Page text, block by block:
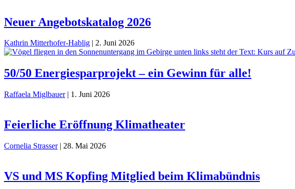
Neuer Angebotskatalog 2026
Kathrin Mitterhofer-Hablig | 2. Juni 2026
50/50 Energiesparprojekt – ein Gewinn für alle!
Raffaela Miglbauer | 1. Juni 2026
Feierliche Eröffnung Klimatheater
Cornelia Strasser | 28. Mai 2026
VS und MS Kopfing Mitglied beim Klimabündnis